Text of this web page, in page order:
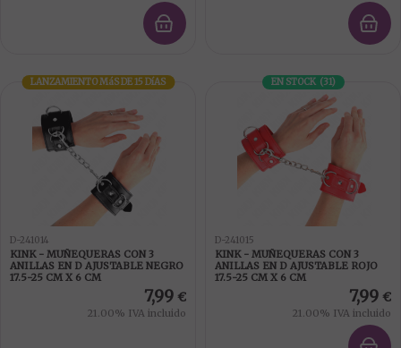
LANZAMIENTOMáS DE 15 DíAS
D-241014
KINK - MUÑEQUERAS CON 3
ANILLAS EN D AJUSTABLE NEGRO
17.5-25 CM X 6 CM
7,99 €
21.00% IVA incluido
EN STOCK (31)
D-241015
KINK - MUÑEQUERAS CON 3
ANILLAS EN D AJUSTABLE ROJO
17.5-25 CM X 6 CM
7,99 €
21.00% IVA incluido